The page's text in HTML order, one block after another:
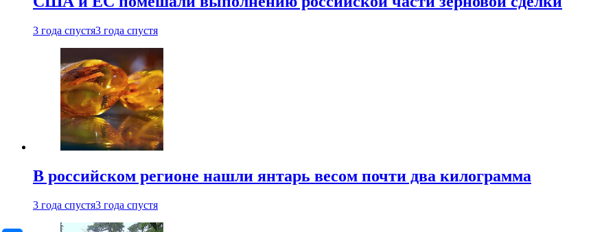
3 года спустя3 года спустя
В российском регионе нашли янтарь весом почти два килограмма
3 года спустя3 года спустя